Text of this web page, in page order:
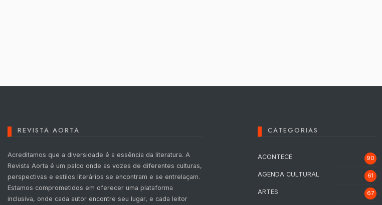
REVISTA AORTA
Acreditamos que a diversidade é a essência da literatura. A
Revista Aorta é um palco onde as vozes de diferentes culturas,
perspectivas e estilos literários se encontram e se entrelaçam.
Estamos comprometidos em oferecer uma plataforma
inclusiva, onde cada autor encontre seu lugar, e cada leitor
CATEGORIAS
ACONTECE 90
AGENDA CULTURAL 61
ARTES 67